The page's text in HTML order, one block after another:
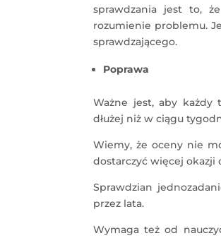
sprawdzania jest to,
rozumienie problemu.
sprawdzającego.
Poprawa
Ważne jest, aby każdy
dłużej niż w ciągu
Wiemy, że oceny nie
dostarczyć więcej okazji
Sprawdzian
przez lata.
Wymaga też od